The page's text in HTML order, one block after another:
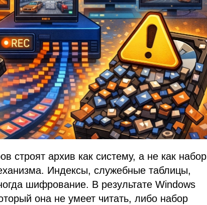
строят архив как систему, а не как набор
Индексы, служебные таблицы,
шифрование. В результате Windows
она не умеет читать, либо набор